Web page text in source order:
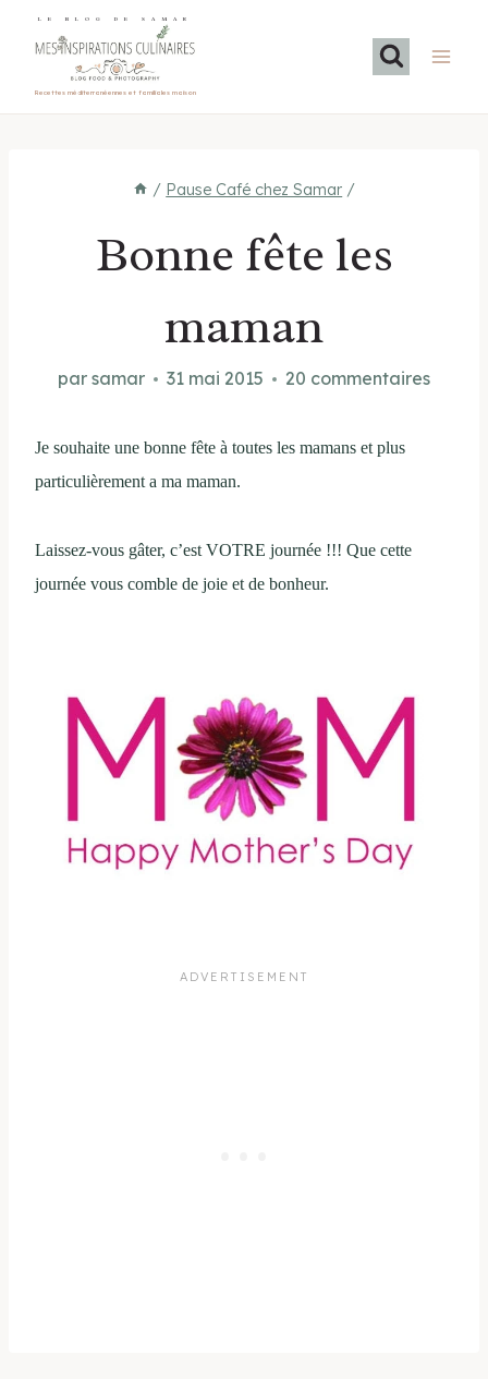
LE BLOG DE SAMAR
Recettes méditerranéennes et familiales maison
/ Pause Café chez Samar /
Bonne fête les
maman
par samar 31 mai 2015 20 commentaires
Je souhaite une bonne fête à toutes les mamans et plus
particulièrement a ma maman.
Laissez-vous gâter, c’est VOTRE journée !!! Que cette
journée vous comble de joie et de bonheur.